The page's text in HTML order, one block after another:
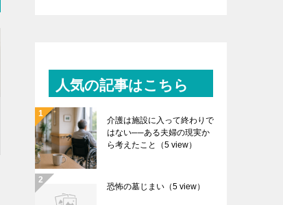
人気の記事はこちら
介護は施設に入って終わりで
はない──ある夫婦の現実か
ら考えたこと
（5 view）
恐怖の墓じまい （5 view）